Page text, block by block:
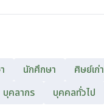
นักศึกษา
ศิษย์เก่า
บุคลากร บุคคลทั่วไป